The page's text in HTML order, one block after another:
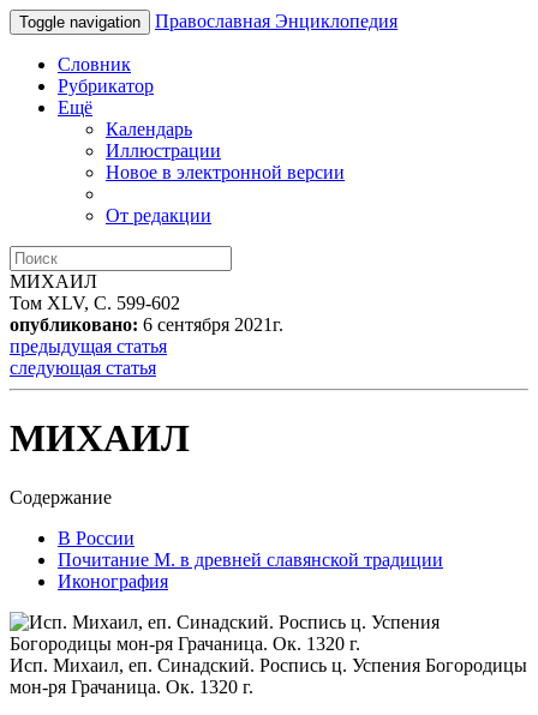
Toggle navigation Православная Энциклопедия
Словник
Рубрикатор
Ещё
Календарь
Иллюстрации
Новое в электронной версии
От редакции
МИХАИЛ
Том XLV, С. 599-602
опубликовано: 6 сентября 2021г.
предыдущая статья
следующая статья
МИХАИЛ
Содержание
В России
Почитание М. в древней славянской традиции
Иконография
Исп. Михаил, еп. Синадский. Роспись ц. Успения Богородицы
мон-ря Грачаница. Ок. 1320 г.